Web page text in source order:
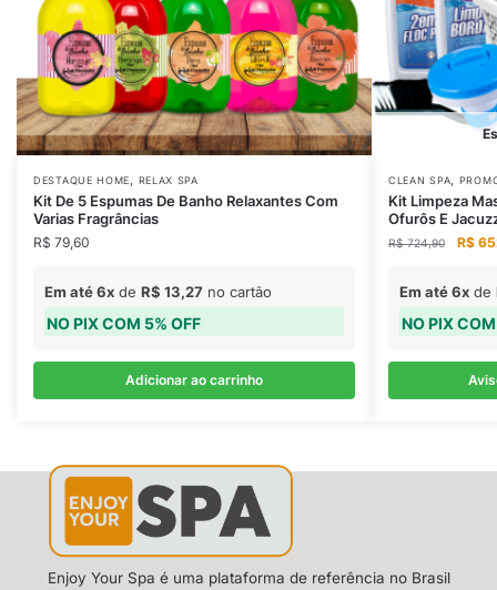
DESTAQUE HOME, RELAX SPA
Kit De 5 Espumas De Banho Relaxantes Com
Varias Fragrâncias
R$ 79,60
Em até 6x de R$ 13,27 no cartão
NO PIX COM 5% OFF
Adicionar ao carrinho
CLEAN SPA,
Kit Limpeza
Ofurôs E
R$724,90 R$
Em até 6x de
NO PIX
Enjoy Your Spa é uma plataforma de referência no Brasil